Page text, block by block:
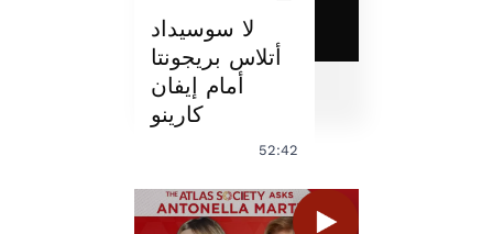
لا سوسيداد
أتلاس بريجونتا
أمام إيفان
كارينو
52:42